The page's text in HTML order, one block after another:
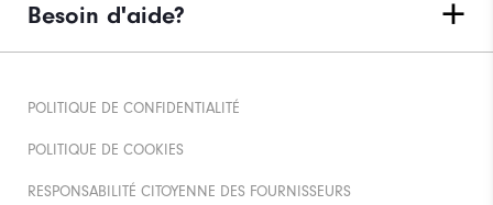
Besoin d'aide?
POLITIQUE DE CONFIDENTIALITÉ
POLITIQUE DE COOKIES
RESPONSABILITÉ CITOYENNE DES FOURNISSEURS